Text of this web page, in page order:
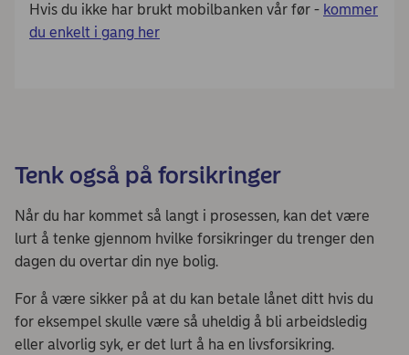
Hvis du ikke har brukt mobilbanken vår før - kommer
du enkelt i gang her
Tenk også på forsikringer
Når du har kommet så langt i prosessen, kan det være
lurt å tenke gjennom hvilke forsikringer du trenger den
dagen du overtar din nye bolig.
For å være sikker på at du kan betale lånet ditt hvis du
for eksempel skulle være så uheldig å bli arbeidsledig
eller alvorlig syk, er det lurt å ha en livsforsikring.